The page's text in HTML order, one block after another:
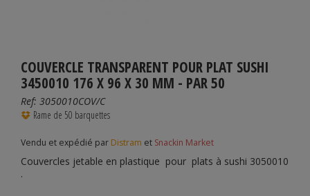
COUVERCLE TRANSPARENT POUR PLAT SUSHI
3450010 176 X 96 X 30 MM - PAR 50
Ref: 3050010COV/C
Rame de 50 barquettes
Vendu et expédié par Distram et Snackin Market
Couvercles jetable en plastique pour plats à sushi 3050010
.